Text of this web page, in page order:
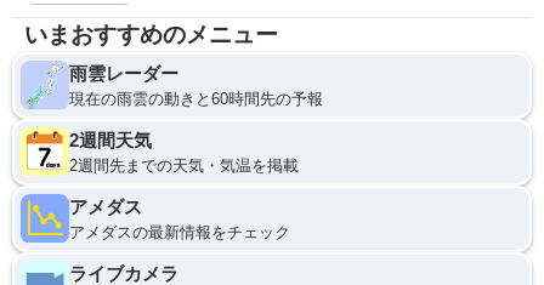
いまおすすめのメニュー
雨雲レーダー
現在の雨雲の動きと60時間先の予報
2週間天気
2週間先までの天気・気温を掲載
アメダス
アメダスの最新情報をチェック
ライブカメラ